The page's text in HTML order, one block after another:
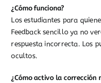
¿Cómo funciona?
Los estudiantes para
Feedback sencillo ya no
respuesta incorrecta. Los
ocultos.
¿Cómo activo la corrección